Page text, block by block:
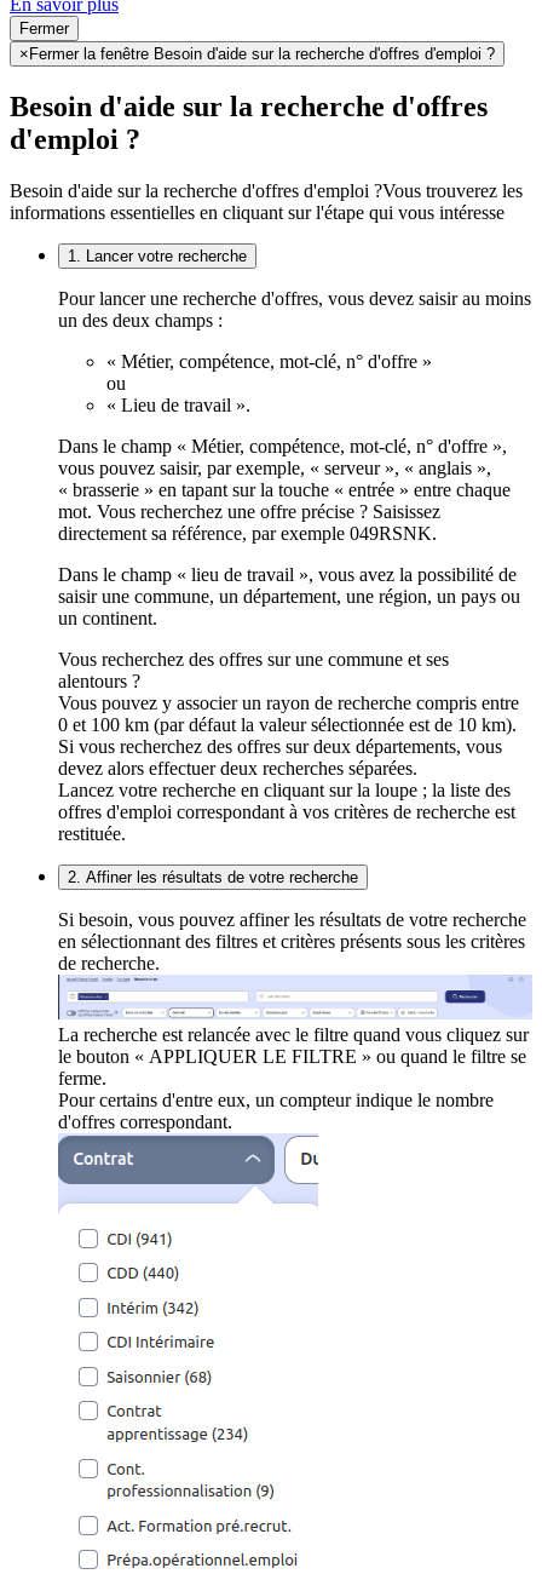
Fermer
× Fermer la fenêtre Besoin d'aide sur la recherche d'offres d'emploi ?
Besoin d'aide sur la recherche d'offres
d'emploi ?
Besoin d'aide sur la recherche d'offres d'emploi ?Vous trouverez les
informations essentielles en cliquant sur l'étape qui vous intéresse
1. Lancer votre recherche
Pour lancer une recherche d'offres, vous devez saisir au moins
un des deux champs :
« Métier, compétence, mot-clé, n° d'offre »
ou
« Lieu de travail ».
Dans le champ « Métier, compétence, mot-clé, n° d'offre »,
vous pouvez saisir, par exemple, « serveur », « anglais »,
« brasserie » en tapant sur la touche « entrée » entre chaque
mot. Vous recherchez une offre précise ? Saisissez
directement sa référence, par exemple 049RSNK.
Dans le champ « lieu de travail », vous avez la possibilité de
saisir une commune, un département, une région, un pays ou
un continent.
Vous recherchez des offres sur une commune et ses
alentours ?
Vous pouvez y associer un rayon de recherche compris entre
0 et 100 km (par défaut la valeur sélectionnée est de 10 km).
Si vous recherchez des offres sur deux départements, vous
devez alors effectuer deux recherches séparées.
Lancez votre recherche en cliquant sur la loupe ; la liste des
offres d'emploi correspondant à vos critères de recherche est
restituée.
2. Affiner les résultats de votre recherche
Si besoin, vous pouvez affiner les résultats de votre recherche
en sélectionnant des filtres et critères présents sous les critères
de recherche.
La recherche est relancée avec le filtre quand vous cliquez sur
le bouton « APPLIQUER LE FILTRE » ou quand le filtre se
ferme.
Pour certains d'entre eux, un compteur indique le nombre
d'offres correspondant.